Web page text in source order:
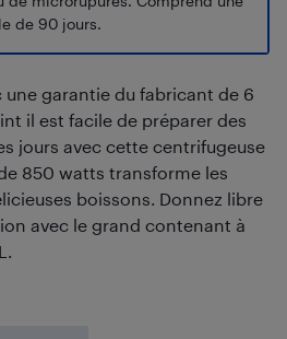
de 90 jours.
garantie du fabricant de 6
il est facile de préparer des
jours avec cette centrifugeuse
850 watts transforme les
boissons. Donnez libre
avec le grand contenant à